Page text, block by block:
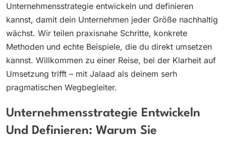
Unternehmensstrategie entwickeln und definieren
kannst, damit dein Unternehmen jeder Größe nachhaltig
wächst. Wir teilen praxisnahe Schritte, konkrete
Methoden und echte Beispiele, die du direkt umsetzen
kannst. Willkommen zu einer Reise, bei der Klarheit auf
Umsetzung trifft – mit Jalaad als deinem serh
pragmatischen Wegbegleiter.
Unternehmensstrategie Entwickeln
Und Definieren: Warum Sie